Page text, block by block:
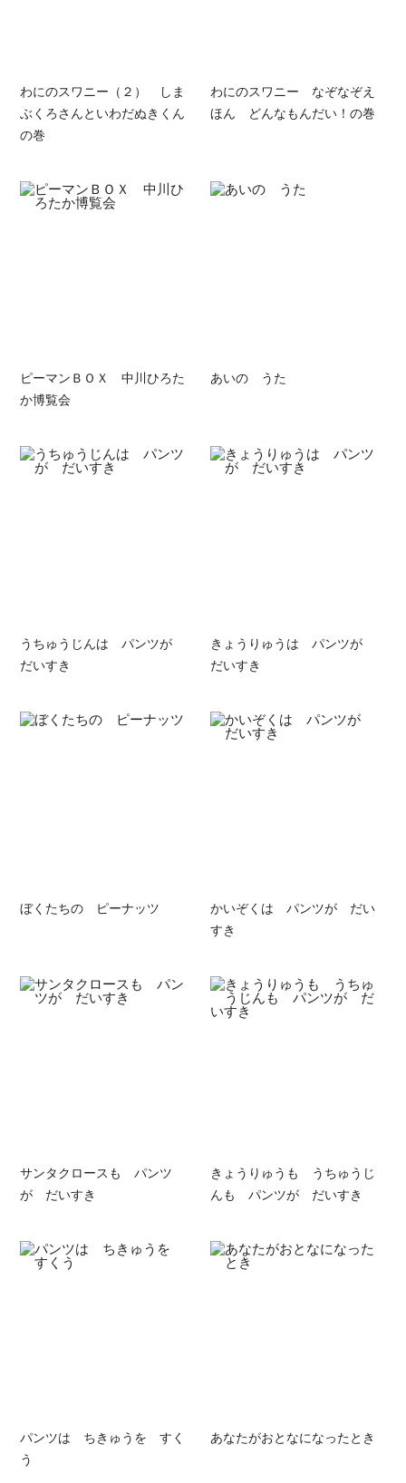
わにのスワニー（２） しま
ぶくろさんといわだぬきくん
の巻
わにのスワニー なぞなぞえ
ほん どんなもんだい！の巻
ピーマンＢＯＸ 中川ひろた
か博覧会
あいの うた
うちゅうじんは パンツが
だいすき
きょうりゅうは パンツが
だいすき
ぼくたちの ピーナッツ
かいぞくは パンツが だい
すき
サンタクロースも パンツ
が だいすき
きょうりゅうも うちゅうじ
んも パンツが だいすき
パンツは ちきゅうを すく
う
あなたがおとなになったとき